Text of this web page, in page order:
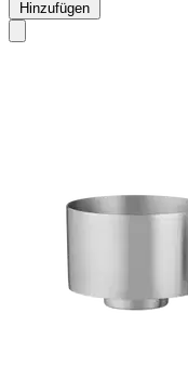
Hinzufügen